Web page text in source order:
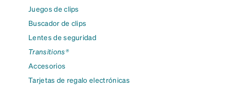
Juegos de clips
Buscador de clips
Lentes de seguridad
Transitions®
Accesorios
Tarjetas de regalo electrónicas